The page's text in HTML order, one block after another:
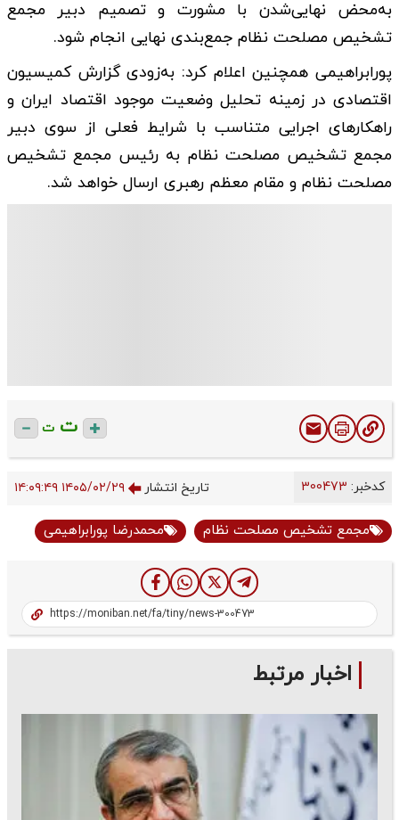
به‌محض نهایی‌شدن با مشورت و تصمیم دبیر مجمع
تشخیص مصلحت نظام جمع‌بندی نهایی انجام شود.
پورابراهیمی همچنین اعلام کرد: به‌زودی گزارش کمیسیون
اقتصادی در زمینه تحلیل وضعیت موجود اقتصاد ایران و
راهکارهای اجرایی متناسب با شرایط فعلی از سوی دبیر
مجمع تشخیص مصلحت نظام به رئیس مجمع تشخیص
مصلحت نظام و مقام معظم رهبری ارسال خواهد شد.
ت ت
کدخبر: تاریخ انتشار ۱۴۰۵/۰۲/۲۹ ۱۴:۰۹:۴۹
مجمع تشخیص مصلحت نظام محمدرضا پورابراهیمی
اخبار مرتبط